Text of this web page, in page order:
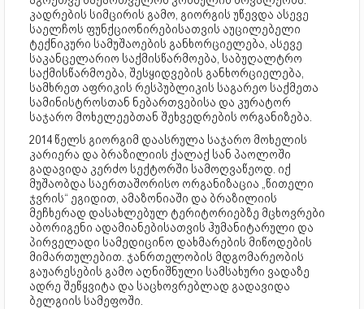
კადრების სიმცირის გამო, გიორგის უწევდა ასევე
საელჩოს ფუნქციონირებისათვის აუცილებელი
ტექნიკური სამუშაოების განხორციელება, ასევე
საკანცელარიო საქმისწარმოება, საბუღალტრო
საქმისწარმოება, შესყიდვების განხორციელება,
სამხრეთ აფრიკის რესპუბლიკის საგარეო საქმეთა
სამინისტროსთან ნებართვებისა და კურატორ
საჯარო მოხელეებთან შეხვედრების ორგანიზება.
2014 წელს გიორგიმ დაასრულა საჯარო მოხელის
კარიერა და ბრაზილიის ქალაქ სან პაოლოში
გადავიდა კერძო სექტორში სამოღვაწეოდ. იქ
მუშაობდა საერთაშორისო ორგანიზაცია „წითელი
ჯვრის“ ეგიდით, ამაზონიაში და ბრაზილიის
მეჩხერად დასახლებულ ტერიტორიებზე მცხოვრები
აბორიგენი ადამიანებისათვის ჰუმანიტარული და
პირველადი სამედიცინო დახმარების მიწოდების
მიმართულებით. ჯანრთელობის მდგომარეობის
გაუარესების გამო აღნიშნული სამსახური ვადაზე
ადრე შეწყვიტა და საცხოვრებლად გადავიდა
ბელგიის სამეფოში.